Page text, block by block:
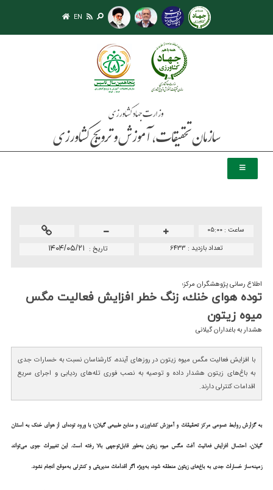
EN
ساعت : ۰۵:۰۰
تاريخ : ۱۴۰۴/۰۵/۲۱ تعداد بازدید : 6433
اطلاع رسانی پژوهشگران مرکز؛
توده هوای خنك، زنگ خطر افزایش فعالیت مگس
میوه زیتون
هشدار به باغداران گیلانی
با افزایش فعالیت مگس میوه زیتون در روزهای آینده، کارشناسان نسبت به خسارات جدی
به باغ‌های زیتون هشدار داده و توصیه به نصب فوری تله‌های ردیابی و اجرای سریع
اقدامات کنترلی دارند.
به گزارش روابط عمومی مرکز تحقیقات و آموزش کشاورزی و منابع طبیعی گیلان؛ با ورود توده‌ای از هوای خنک به استان
گیلان، احتمال افزایش فعالیت آفت مگس میوه زیتون به‌طور قابل‌توجهی بالا رفته است. این تغییرات جوی می‌تواند
زمینه‌ساز خسارات جدی به باغ‌های زیتون منطقه شود، به‌ویژه اگر اقدامات مدیریتی و کنترلی به‌موقع انجام نشود.